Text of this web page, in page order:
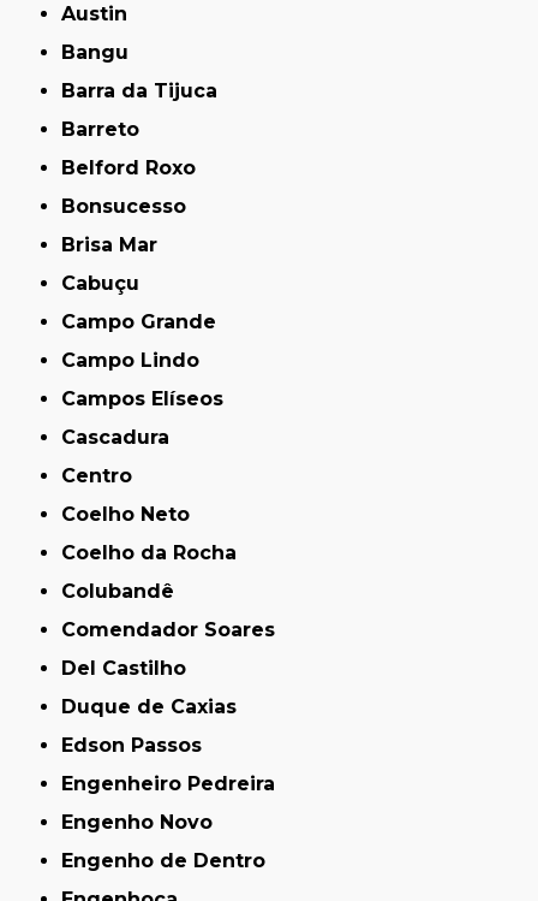
Austin
Bangu
Barra da Tijuca
Barreto
Belford Roxo
Bonsucesso
Brisa Mar
Cabuçu
Campo Grande
Campo Lindo
Campos Elíseos
Cascadura
Centro
Coelho Neto
Coelho da Rocha
Colubandê
Comendador Soares
Del Castilho
Duque de Caxias
Edson Passos
Engenheiro Pedreira
Engenho Novo
Engenho de Dentro